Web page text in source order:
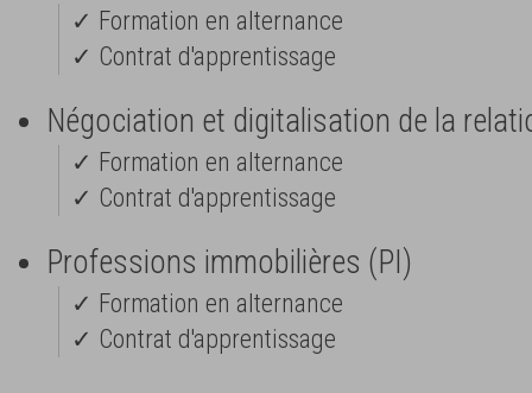
✓ Formation en alternance
✓ Contrat d'apprentissage
Négociation et digitalisation de la
✓ Formation en alternance
✓ Contrat d'apprentissage
Professions immobilières (PI)
✓ Formation en alternance
✓ Contrat d'apprentissage